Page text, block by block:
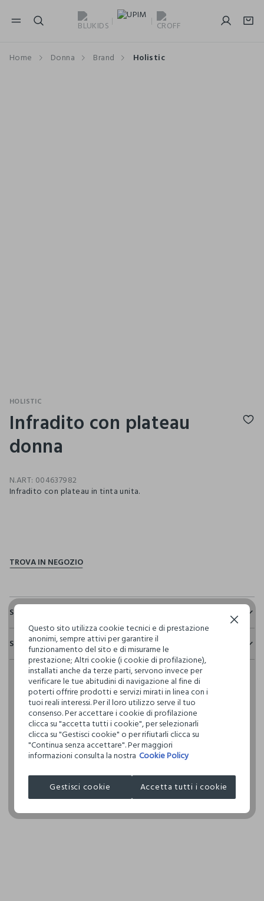
NAVIGATION.ARIA.GOTOMAINCONTENT
Home Donna Brand Holistic
HOLISTIC
Infradito con plateau
donna
N.ART: 004637982
Infradito con plateau in tinta unita.
Sostenibilità e trasparenza
Sicurezza
Il 100% dei nostri articoli viene sottoposto a test chimico-
fisici, per verificarne il rispetto dei limiti che abbiamo
definito per l’uso di sostanze chimiche, talvolta anche più
restrittivi rispetto a quelli previsti dalla normativa
internazionale.
Clicca qui per vedere i dettagli
I nostri fornitori
XIAMEN UNIBEST IMPORT & EXPORT
MADE IN CHINA
Spedizione e resi
Hai fino a 30 giorni dalla consegna del tuo ordine online per
cambiare idea e restituire i prodotti che hai acquistato.
Questo sito utilizza cookie tecnici e di prestazione
anonimi, sempre attivi per garantire il
funzionamento del sito e di misurarne le
prestazione; Altri cookie (i cookie di profilazione),
installati anche da terze parti, servono invece per
verificare le tue abitudini di navigazione al fine di
poterti offrire prodotti e servizi mirati in linea con i
tuoi reali interessi. Per il loro utilizzo serve il tuo
consenso. Per accettare i cookie di profilazione
clicca su "accetta tutti i cookie", per selezionarli
clicca su "Gestisci cookie" o per rifiutarli clicca su
"Continua senza accettare". Per maggiori
informazioni consulta la nostra Cookie Policy
Gestisci cookie Accetta tutti i cookie
Continua senza accettare